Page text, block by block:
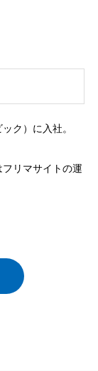
ク）に入社。
リマサイトの運